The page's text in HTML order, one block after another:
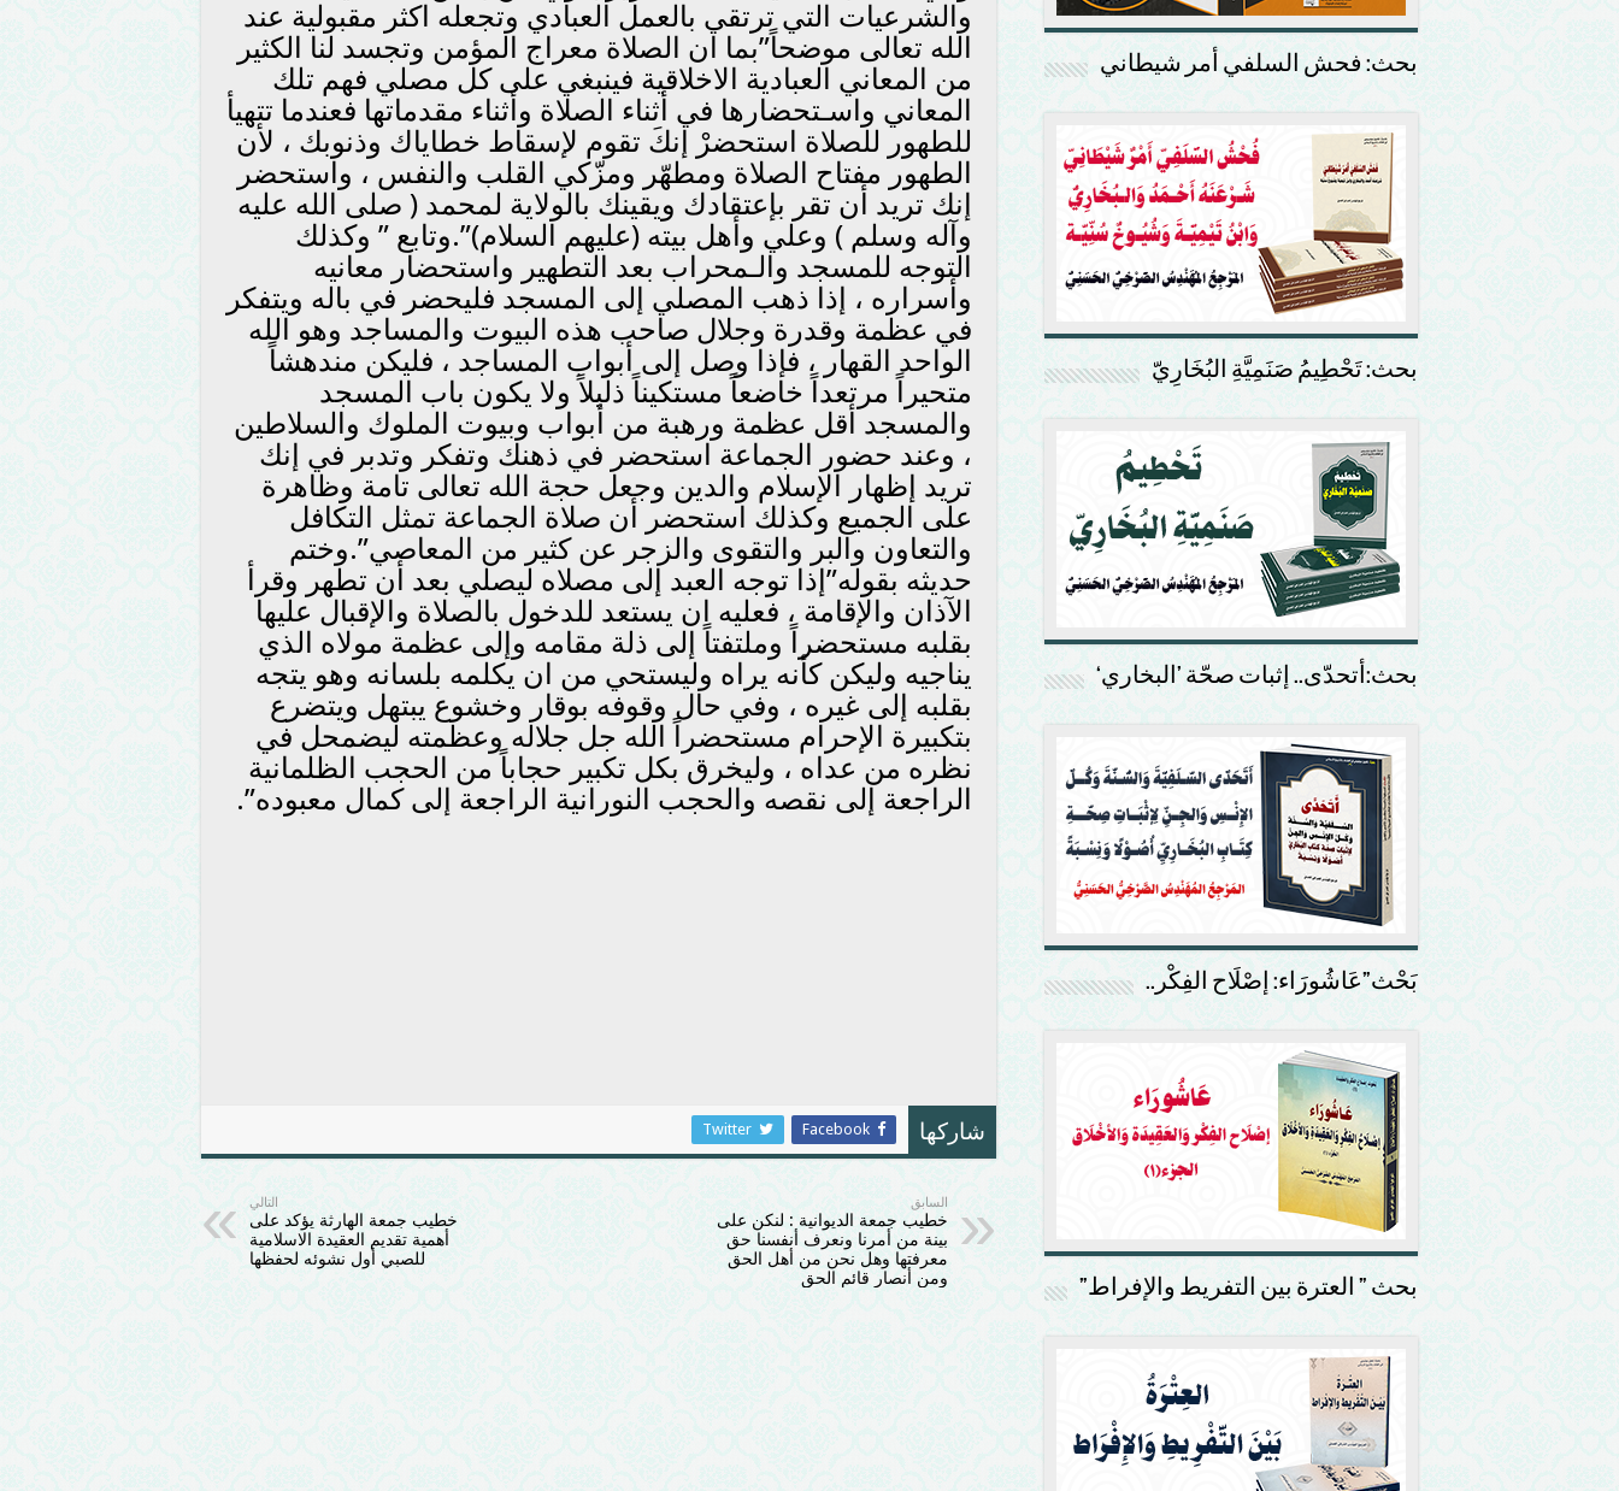
والشرعيات التي ترتقي بالعمل العبادي وتجعله اكثر مقبولية عند
الله تعالى موضحاً”بما ان الصلاة معراج المؤمن وتجسد لنا الكثير
من المعاني العبادية الاخلاقية فينبغي على كل مصلي فهم تلك
المعاني واسـتحضارها في أثناء الصلاة وأثناء مقدماتها فعندما تتهيأ
للطهور للصلاة استحضرْ إنكَ تقوم لإسقاط خطاياك وذنوبك ، لأن
الطهور مفتاح الصلاة ومطهّر ومزّكي القلب والنفس ، واستحضر
إنك تريد أن تقر بإعتقادك ويقينك بالولاية لمحمد ( صلى الله عليه
وآله وسلم ) وعلي وأهل بيته (عليهم السلام)”.وتابع ” وكذلك
التوجه للمسجد والـمحراب بعد التطهير واستحضار معانيه
وأسراره ، إذا ذهب المصلي إلى المسجد فليحضر في باله ويتفكر
في عظمة وقدرة وجلال صاحب هذه البيوت والمساجد وهو الله
الواحد القهار ، فإذا وصل إلى أبواب المساجد ، فليكن مندهشاً
متحيراً مرتعداً خاضعاً مستكيناً ذليلاً ولا يكون باب المسجد
والمسجد أقل عظمة ورهبة من أبواب وبيوت الملوك والسلاطين
، وعند حضور الجماعة استحضر في ذهنك وتفكر وتدبر في إنك
تريد إظهار الإسلام والدين وجعل حجة الله تعالى تامة وظاهرة
على الجميع وكذلك استحضر أن صلاة الجماعة تمثل التكافل
والتعاون والبر والتقوى والزجر عن كثير من المعاصي”.وختم
حديثه بقوله”إذا توجه العبد إلى مصلاه ليصلي بعد أن تطهر وقرأ
الآذان والإقامة ، فعليه ان يستعد للدخول بالصلاة والإقبال عليها
بقلبه مستحضراً وملتفتاً إلى ذلة مقامه وإلى عظمة مولاه الذي
يناجيه وليكن كأنه يراه وليستحي من ان يكلمه بلسانه وهو يتجه
بقلبه إلى غيره ، وفي حال وقوفه بوقار وخشوع يبتهل ويتضرع
بتكبيرة الإحرام مستحضراً الله جل جلاله وعظمته ليضمحل في
نظره من عداه ، وليخرق بكل تكبير حجاباً من الحجب الظلمانية
الراجعة إلى نقصه والحجب النورانية الراجعة إلى كمال معبوده”.
شاركها Facebook
Twitter
السابق
خطيب جمعة الديوانية : لنكن على
بينة من أمرنا ونعرف أنفسنا حق
معرفتها وهل نحن من أهل الحق
ومن أنصار قائم الحق
التالي
خطيب جمعة الهارثة يؤكد على
أهمية تقديم العقيدة الاسلامية
للصبي أول نشوئه لحفظها
بحث: فحش السلفي أمر شيطاني
بحث: تَحْطِيمُ صَنَمِيَّةِ البُخَارِيّ
بحث:أتحدّى.. إثبات صحّة ’البخاري‘
بَحْث”عَاشُورَاء: إصْلَاح الفِكْر..
بحث ” العترة بين التفريط والإفراط”